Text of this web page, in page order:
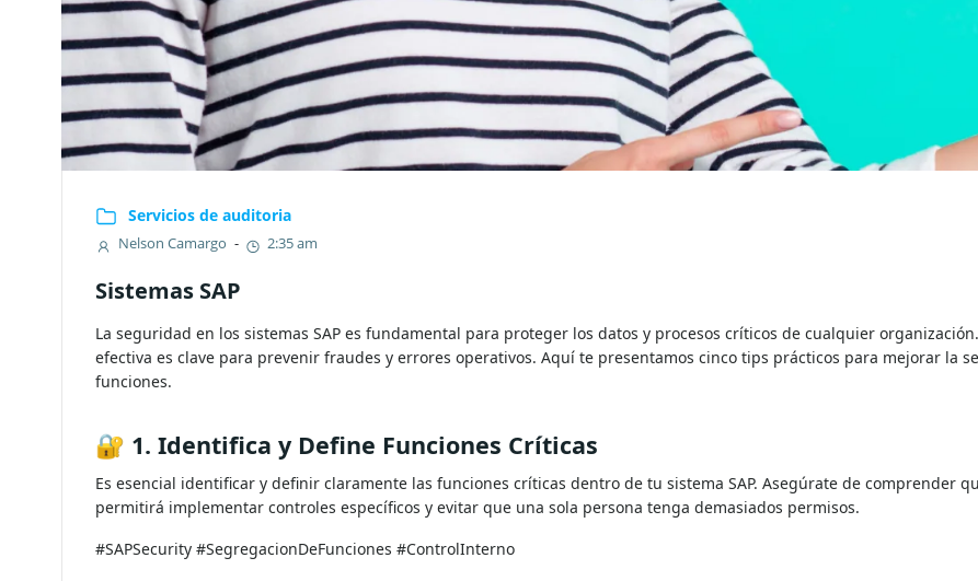
Servicios de auditoria
Nelson Camargo - 2:35 am
Sistemas SAP
La seguridad en los sistemas SAP es fundamental para proteger los datos y procesos críticos de cualquier
efectiva es clave para prevenir fraudes y errores operativos. Aquí te presentamos cinco tips prácticos para mejorar la
funciones.
🔐 1. Identifica y Define Funciones Críticas
Es esencial identificar y definir claramente las funciones críticas dentro de tu sistema SAP. Asegúrate de comprender
permitirá implementar controles específicos y evitar que una sola persona tenga demasiados permisos.
#SAPSecurity #SegregacionDeFunciones #ControlInterno